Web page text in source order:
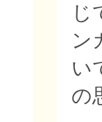
じ
ン
い
の